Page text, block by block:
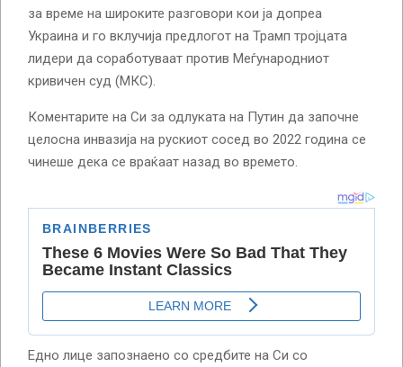
за време на широките разговори кои ја допреа
Украина и го вклучија предлогот на Трамп тројцата
лидери да соработуваат против Меѓународниот
кривичен суд (МКС).
Коментарите на Си за одлуката на Путин да започне
целосна инвазија на рускиот сосед во 2022 година се
чинеше дека се враќаат назад во времето.
Едно лице запознаено со средбите на Си со